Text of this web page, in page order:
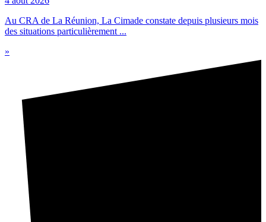
Au CRA de La Réunion, La Cimade constate depuis plusieurs mois
des situations particulièrement ...
»